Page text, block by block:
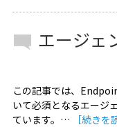
エージェ
この記事では、
いて必須となるエージ
ています。…
［続きを